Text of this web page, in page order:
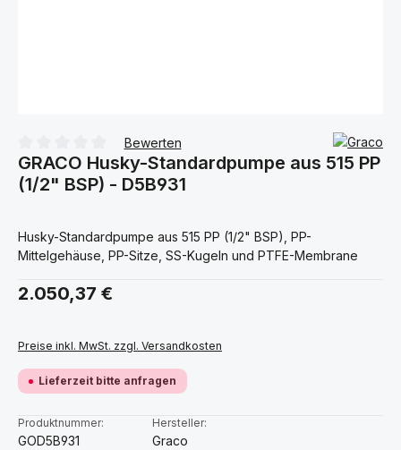
Durchschnittliche Bewertung von 0 von 5 Sternen
Bewerten
GRACO Husky-Standardpumpe aus 515 PP
(1/2" BSP) - D5B931
Husky-Standardpumpe aus 515 PP (1/2" BSP), PP-
Mittelgehäuse, PP-Sitze, SS-Kugeln und PTFE-Membrane
Regulärer Preis:
2.050,37 €
Preise inkl. MwSt. zzgl. Versandkosten
Lieferzeit bitte anfragen
Produktnummer:
GOD5B931
Hersteller:
Graco